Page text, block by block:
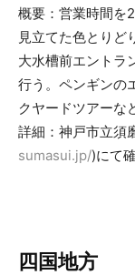
概要：営業時間を
見立てた色とりど
大水槽前エントラ
行う。ペンギンの
クヤードツアーな
詳細：神戸市立須
sumasui.jp/)にて
四国地方